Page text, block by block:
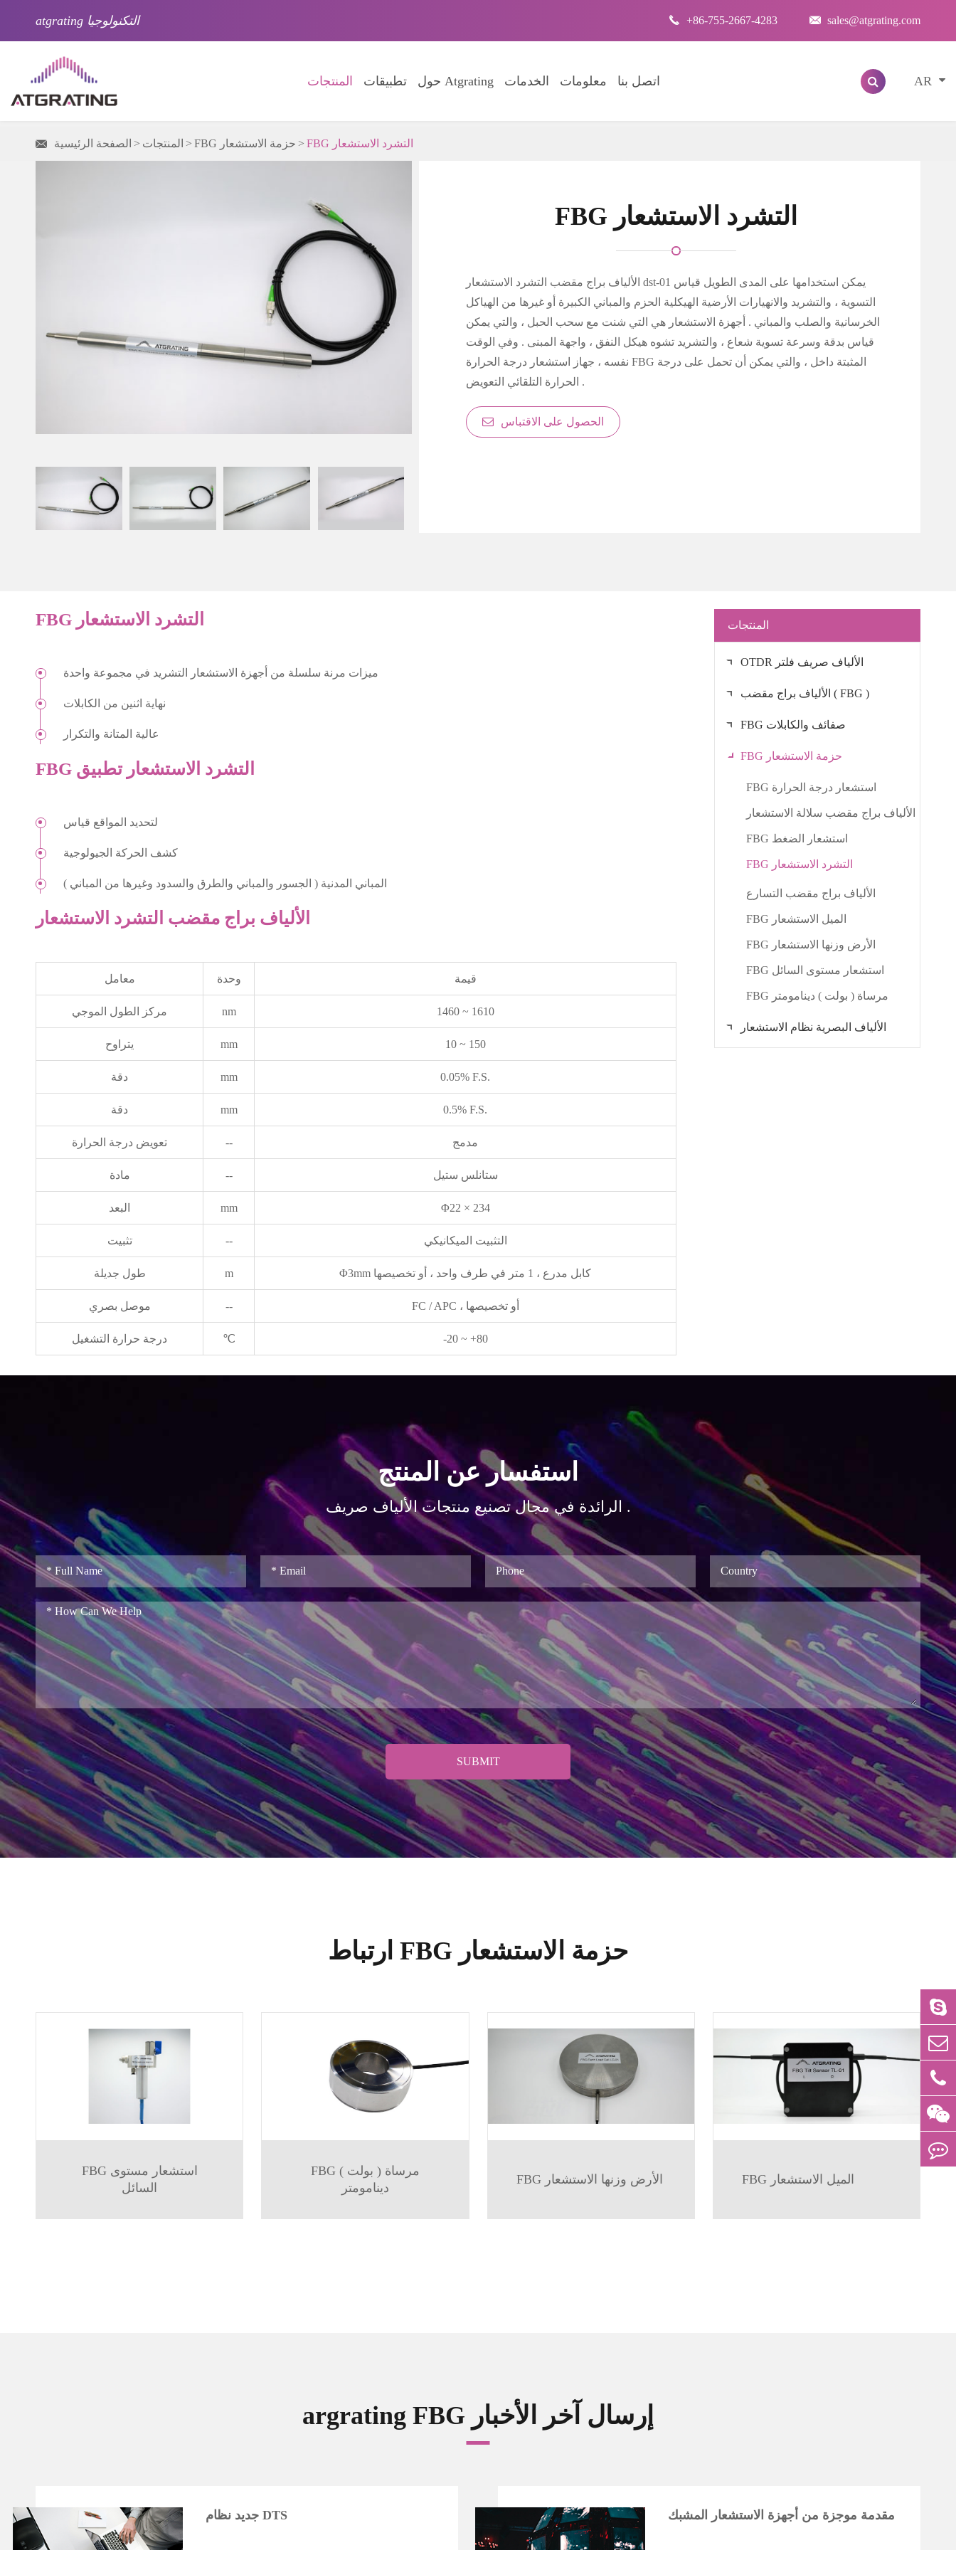
atgrating التكنولوجيا  +86-755-2667-4283  sales@atgrating.com
المنتجات تطبيقات حول Atgrating الخدمات معلومات اتصل بنا AR
 الصفحة الرئيسية المنتجات FBG حزمة الاستشعار FBG التشرد الاستشعار
FBG التشرد الاستشعار
الألياف براج مقضب التشرد الاستشعار dst-01 يمكن استخدامها على المدى الطويل قياس
التسوية ، والتشريد والانهيارات الأرضية الهيكلية الحزم والمباني الكبيرة أو غيرها من الهياكل
الخرسانية والصلب والمباني . أجهزة الاستشعار هي التي شنت مع سحب الحبل ، والتي يمكن
قياس بدقة وسرعة تسوية شعاع ، والتشريد تشوه هيكل النفق ، واجهة المبنى . وفي الوقت
نفسه ، جهاز استشعار درجة الحرارة FBG المثبتة داخل ، والتي يمكن أن تحمل على درجة
الحرارة التلقائي التعويض .
الحصول على الاقتباس
FBG التشرد الاستشعار
ميزات مرنة سلسلة من أجهزة الاستشعار التشريد في مجموعة واحدة
نهاية اثنين من الكابلات
عالية المتانة والتكرار
FBG التشرد الاستشعار تطبيق
لتحديد المواقع قياس
كشف الحركة الجيولوجية
المباني المدنية ( الجسور والمباني والطرق والسدود وغيرها من المباني )
الألياف براج مقضب التشرد الاستشعار
معامل وحدة قيمة
مركز الطول الموجي nm 1460 ~ 1610
يتراوح mm 10 ~ 150
دقة mm 0.05% F.S.
دقة mm 0.5% F.S.
تعويض درجة الحرارة -- مدمج
مادة -- ستانلس ستيل
البعد mm Φ22 × 234
تثبيت -- التثبيت الميكانيكي
طول جديلة m Φ3mm كابل مدرع ، 1 متر في طرف واحد ، أو تخصيصها
موصل بصري -- FC / APC ، أو تخصيصها
درجة حرارة التشغيل ℃ -20 ~ +80
المنتجات
OTDR الألياف صريف فلتر
الألياف براج مقضب ( FBG )
FBG صفائف والكابلات
FBG حزمة الاستشعار
FBG استشعار درجة الحرارة
الألياف براج مقضب سلالة الاستشعار
FBG استشعار الضغط
FBG التشرد الاستشعار
الألياف براج مقضب التسارع
FBG الميل الاستشعار
FBG الأرض وزنها الاستشعار
FBG استشعار مستوى السائل
FBG مرساة ( بولت ) دينامومتر
الألياف البصرية نظام الاستشعار
استفسار عن المنتج
الرائدة في مجال تصنيع منتجات الألياف صريف .
SUBMIT
ارتباط FBG حزمة الاستشعار
FBG استشعار مستوى
السائل
FBG مرساة ( بولت )
دينامومتر
FBG الأرض وزنها الاستشعار FBG الميل الاستشعار
argrating FBG إرسال آخر الأخبار
جديد نظام DTS مقدمة موجزة من أجهزة الاستشعار المشبك